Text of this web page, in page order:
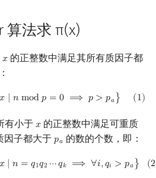
CLion
Geany
GUIDE
Sublime Text
pb_ds
编译优化
堆排序
桶排序
锦标赛排序
Tim 排序
红黑树
左偏红黑树
树分治
动态树分治
树哈希
树上随机游走
算法求 π(x)
𝑥
x 的正整数中满足其所有质因子都
𝑥 ∣ 𝑛 mod𝑝 = 0 ⟹ 𝑝 > 𝑝𝑎} (1)
n≤ x∣n mod p =0 ⟹ p>p a}
有小于𝑥
x 的正整数中满足可重质
因子都大于𝑝𝑎
pa 的数的个数，即：
𝑥 ∣ 𝑛 = 𝑞1𝑞2 ⋯𝑞𝑘 ⟹ ∀𝑖,𝑞𝑖 > 𝑝𝑎} (2
x∣ =q1q2⋯qk⟹ ∀i,q >pa}